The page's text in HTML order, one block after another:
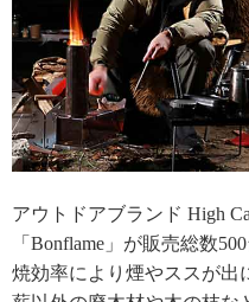
アウトドアブランド High
「Bonflame」が販売総数
焼効率により煙やススが出